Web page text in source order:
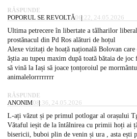
RĂSPUNDE
POPORUL SE REVOLTĂ06:22, 24.05.2026
Ultima petrecere în libertate a tâlharilor
prostănacul din Pd Ros alături de hoțul
Alexe vizitați de hoață națională Bolovan
ăștia au tupeu maxim după toată bătaia de
să vină la Iași să joace țonțoroiul pe
animalelorrrrrrrr
RĂSPUNDE
ANONIM08:36, 24.05.2026
L-ați văzut și pe primul potlogar al orașului
Vătaful ieșit de la întâlnirea cu primii hoți ai
bisericii, buboi plin de venin și ura , asta ești